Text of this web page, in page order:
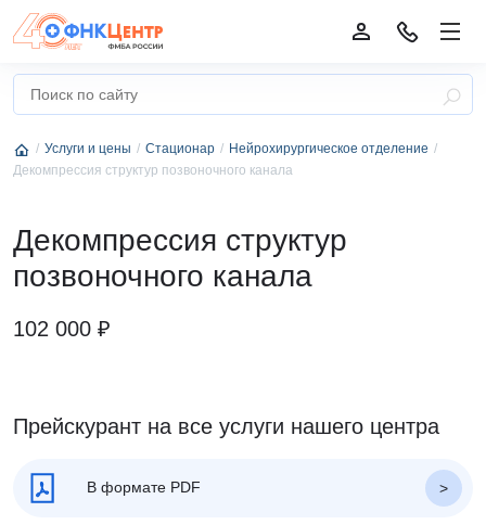
Услуги и цены Стационар
Нейрохирургическое отделение
Декомпрессия структур позвоночного канала
Декомпрессия структур
позвоночного канала
102 000 ₽
Прейскурант на все услуги нашего центра
В формате PDF